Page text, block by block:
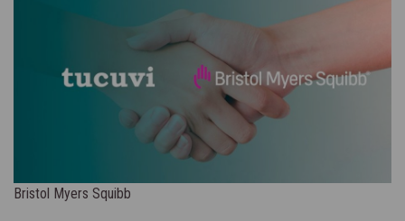
Bristol Myers Squibb